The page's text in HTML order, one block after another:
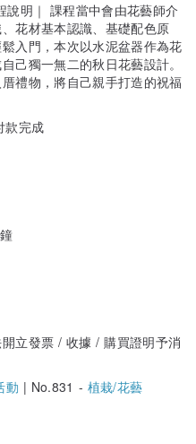
說明｜ 課程當中會由花藝師介
花材基本認識、基礎配色原
入門，本次以水泥盆器作為花
己獨一無二的秋日花藝設計。
禮物，將自己親手打造的祝福
款完成
立發票 / 收據 / 購買證明予消
動 | No.831 - 植栽/花藝